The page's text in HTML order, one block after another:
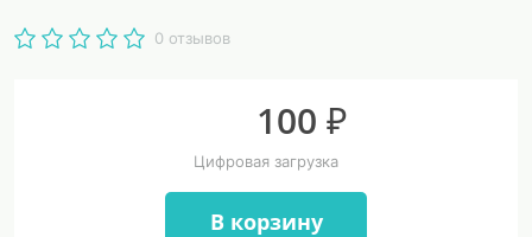
0 отзывов
100 ₽
Цифровая загрузка
В корзину